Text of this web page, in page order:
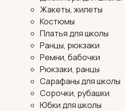
Жакеты, жилеты
Костюмы
Платья для школы
Ранцы, рюкзаки
Ремни, бабочки
Рюкзаки, ранцы
Сарафаны для школы
Сорочки, рубашки
Юбки для школы